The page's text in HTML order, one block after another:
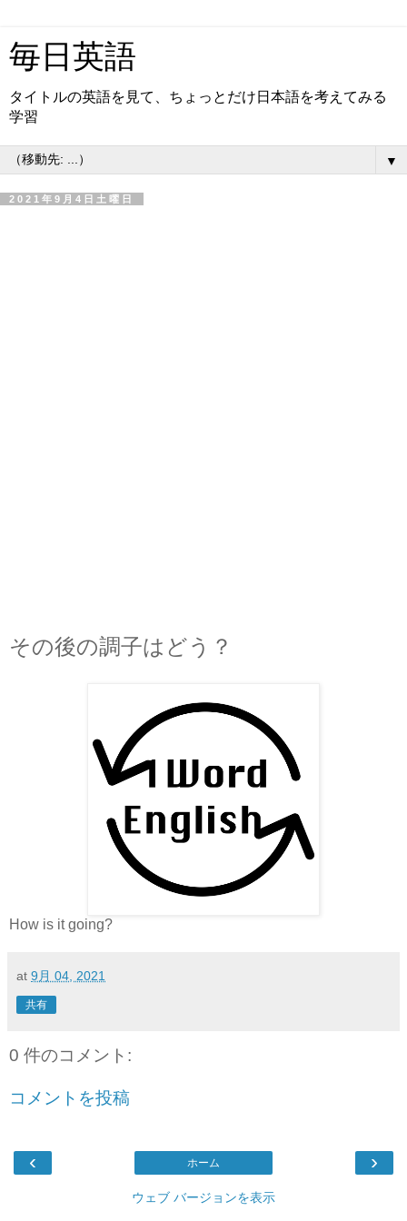
毎日英語
タイトルの英語を見て、ちょっとだけ日本語を考えてみる
学習
▼
2021年9月4日土曜日
その後の調子はどう？
How is it going?
at 9月 04, 2021
共有
0 件のコメント:
コメントを投稿
‹ ›
ホーム
ウェブ バージョンを表示